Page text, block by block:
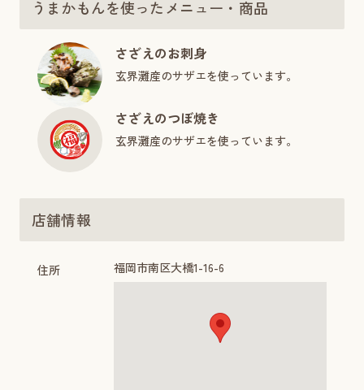
うまかもんを使ったメニュー・商品
さざえのお刺身
玄界灘産のサザエを使っています。
さざえのつぼ焼き
玄界灘産のサザエを使っています。
店舗情報
住所 福岡市南区大橋1-16-6